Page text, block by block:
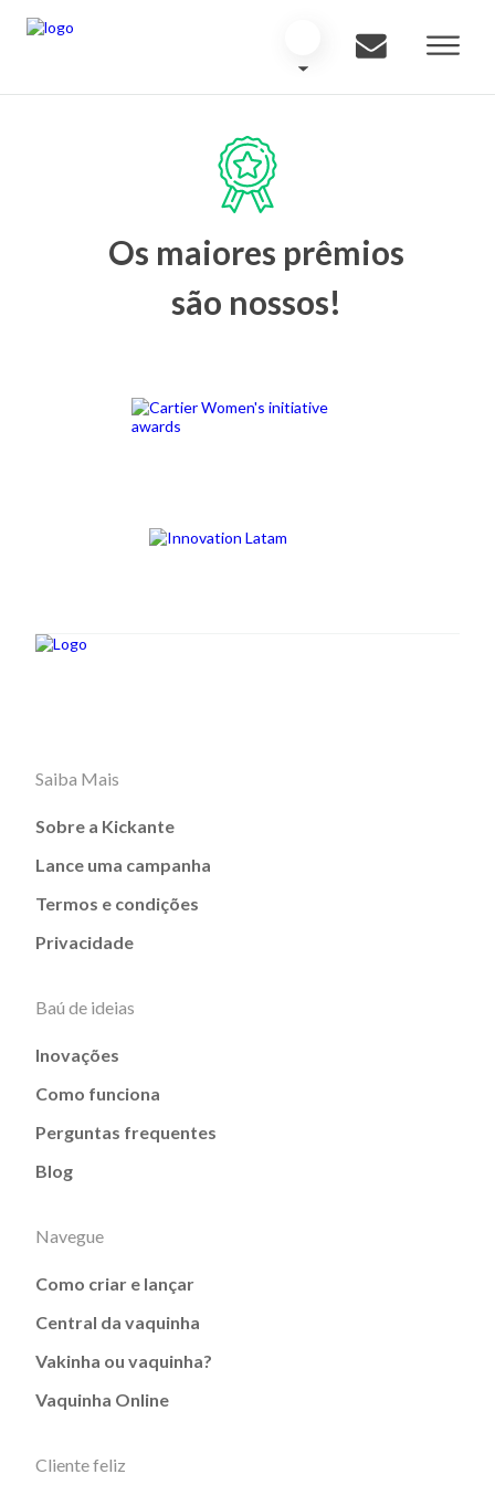
Os maiores prêmios
são nossos!
Saiba Mais
Sobre a Kickante
Lance uma campanha
Termos e condições
Privacidade
Baú de ideias
Inovações
Como funciona
Perguntas frequentes
Blog
Navegue
Como criar e lançar
Central da vaquinha
Vakinha ou vaquinha?
Vaquinha Online
Cliente feliz